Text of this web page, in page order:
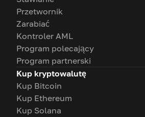
Przetwornik
Zarabiać
Kontroler AML
Program polecający
Program partnerski
Kup kryptowalutę
Kup Bitcoin
Kup Ethereum
Kup Solana